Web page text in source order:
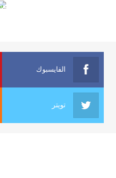
الهياكل الخاضعة
الفايسبوك
تويتر